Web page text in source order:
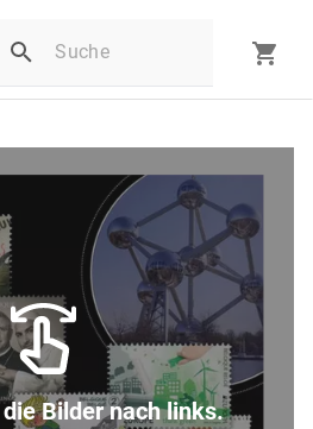
Bilder nach links.